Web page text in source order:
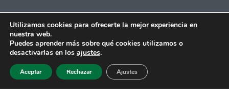
Utilizamos cookies para ofrecerte la mejor experiencia en
nuestra web.
Puedes aprender más sobre qué cookies utilizamos o
desactivarlas en los ajustes.
Aceptar Rechazar Ajustes